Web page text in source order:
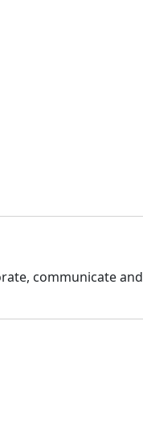
communicate and